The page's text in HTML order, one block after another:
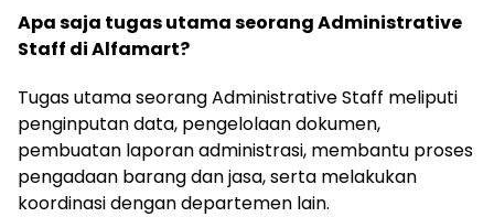
Apa saja tugas utama seorang Administrative
Staff di Alfamart?
Tugas utama seorang Administrative Staff meliputi
penginputan data, pengelolaan dokumen,
pembuatan laporan administrasi, membantu proses
pengadaan barang dan jasa, serta melakukan
koordinasi dengan departemen lain.